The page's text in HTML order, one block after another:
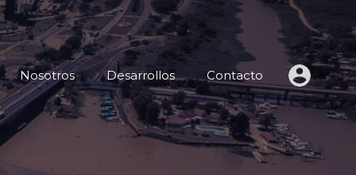
Inmuebles Nosotros Desarrollos Contacto
Nosotros Desarrollos Contacto